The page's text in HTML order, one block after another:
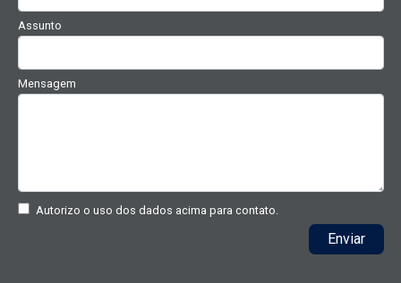
Assunto
Mensagem
Autorizo o uso dos dados acima para contato.
Enviar